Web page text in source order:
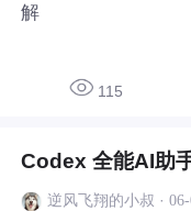
解
115
Codex 全能AI助
逆风飞翔的小叔 ·